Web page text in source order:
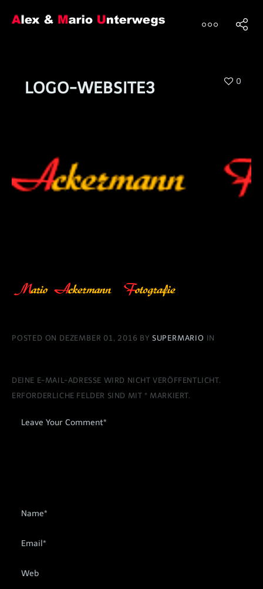
LOGO-WEBSITE3 0
POSTED ON DEZEMBER 01, 2016 BY SUPERMARIO IN
DEINE E-MAIL-ADRESSE WIRD NICHT VERÖFFENTLICHT.
ERFORDERLICHE FELDER SIND MIT* MARKIERT.